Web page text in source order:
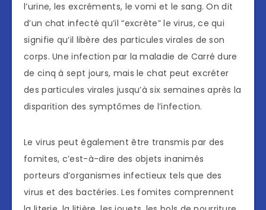
l’urine, les excréments, le vomi et le sang. On dit
d’un chat infecté qu’il “excrète” le virus, ce qui
signifie qu’il libère des particules virales de son
corps. Une infection par la maladie de Carré dure
de cinq à sept jours, mais le chat peut excréter
des particules virales jusqu’à six semaines après la
disparition des symptômes de l’infection.
Le virus peut également être transmis par des
fomites, c’est-à-dire des objets inanimés
porteurs d’organismes infectieux tels que des
virus et des bactéries. Les fomites comprennent